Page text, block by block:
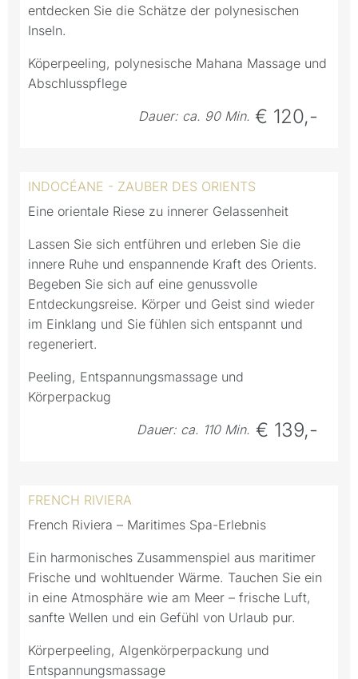
entdecken Sie die Schätze der polynesischen
Inseln.
Köperpeeling, polynesische Mahana Massage und
Abschlusspflege
Dauer: ca. 90 Min. € 120,-
INDOCÉANE - ZAUBER DES ORIENTS
Eine orientale Riese zu innerer Gelassenheit
Lassen Sie sich entführen und erleben Sie die
innere Ruhe und enspannende Kraft des Orients.
Begeben Sie sich auf eine genussvolle
Entdeckungsreise. Körper und Geist sind wieder
im Einklang und Sie fühlen sich entspannt und
regeneriert.
Peeling, Entspannungsmassage und
Körperpackug
Dauer: ca. 110 Min. € 139,-
FRENCH RIVIERA
French Riviera – Maritimes Spa-Erlebnis
Ein harmonisches Zusammenspiel aus maritimer
Frische und wohltuender Wärme. Tauchen Sie ein
in eine Atmosphäre wie am Meer – frische Luft,
sanfte Wellen und ein Gefühl von Urlaub pur.
Körperpeeling, Algenkörperpackung und
Entspannungsmassage